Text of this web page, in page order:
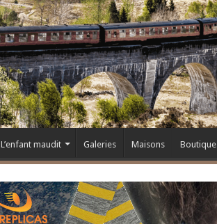
L’enfant maudit Galeries Maisons Boutique